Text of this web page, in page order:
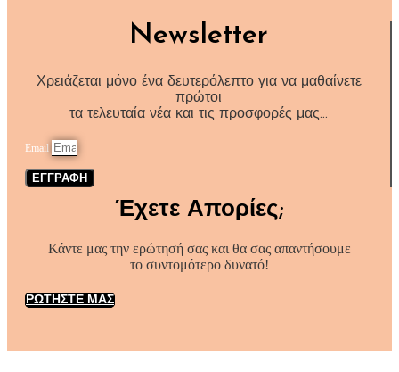
Newsletter
Χρειάζεται μόνο ένα δευτερόλεπτο για να μαθαίνετε
πρώτοι
τα τελευταία νέα και τις προσφορές μας…
Email
ΕΓΓΡΑΦΗ
Έχετε Απορίες;
Κάντε μας την ερώτησή σας και θα σας απαντήσουμε
το συντομότερο δυνατό!
ΡΩΤΗΣΤΕ ΜΑΣ